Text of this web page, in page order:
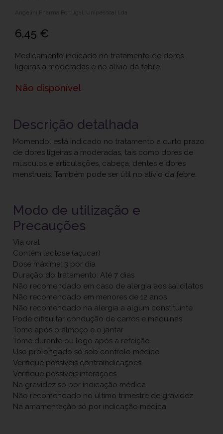
Angelini Pharma Portugal, Unipessoal Lda
6,45 €
Medicamento indicado no tratamento de dores
ligeiras a moderadas e no alívio da febre.
Não disponível
Descrição detalhada
Momendol está indicado no tratamento a curto prazo
de dores ligeiras a moderadas, tais como dores de
músculos e articulações, cabeça, dentes e dores
menstruais. Também pode ser útil no alívio da febre.
Modo de utilização e
Precauções
Via oral
Contém lactose (açucar)
Dose máxima: 3 por dia
Duração do tratamento: Até 7 dias
Não recomendado em caso de alergia aos salicilatos
Não recomendado em menores de 12 anos
Não recomendado na alergia a algum constituinte
Pode dificultar condução de carros e máquinas
Tome após o almoço e o jantar
Tome durante ou logo após a refeição
Uso prolongado só sob controlo médico
Verifique possíveis contraindicações
Verifique possíveis interações
Na gravidez só por indicação médica
Não recomendado no último trimestre de gravidez
Na amamentação só por indicação médica